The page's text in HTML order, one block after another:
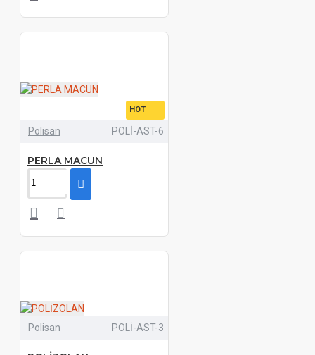
HOT
Polisan POLİ-AST-6
PERLA MACUN
Polisan POLİ-AST-3